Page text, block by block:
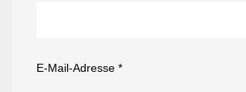
E-Mail-Adresse *